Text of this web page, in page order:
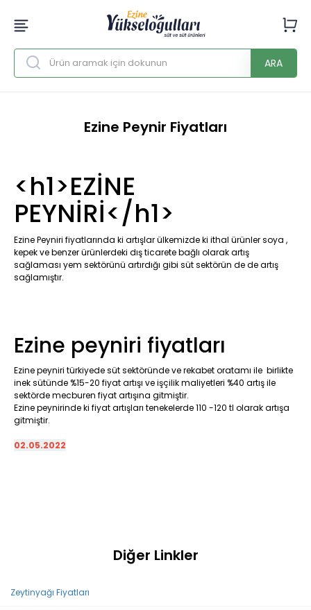
ARA
Ezine Peynir Fiyatları
<h1>EZİNE
PEYNİRİ</h1>
Ezine Peyniri fiyatlarında ki artışlar ülkemizde ki ithal ürünler soya ,
kepek ve benzer ürünlerdeki dış ticarete bağlı olarak artış
sağlaması yem sektörünü artırdığı gibi süt sektörün de de artış
sağlamıştır.
Ezine peyniri fiyatları
Ezine peyniri türkiyede süt sektöründe ve rekabet oratamı ile birlikte
inek sütünde %15-20 fiyat artışı ve işçilik maliyetleri %40 artış ile
sektörde mecburen fiyat artışına gitmiştir.
Ezine peynirinde ki fiyat artışları tenekelerde 110 -120 tl olarak artışa
gitmiştir.
02.05.2022
Diğer Linkler
Zeytinyağı Fiyatları